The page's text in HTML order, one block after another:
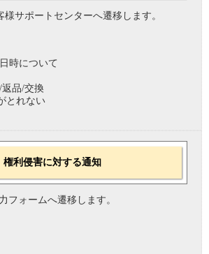
様サポートセンターへ遷移します。
時について
返品/交換
とれない
権利侵害に対する通知
フォームへ遷移します。